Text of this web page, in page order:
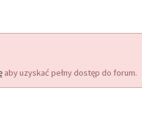
aby uzyskać pełny dostęp do forum.